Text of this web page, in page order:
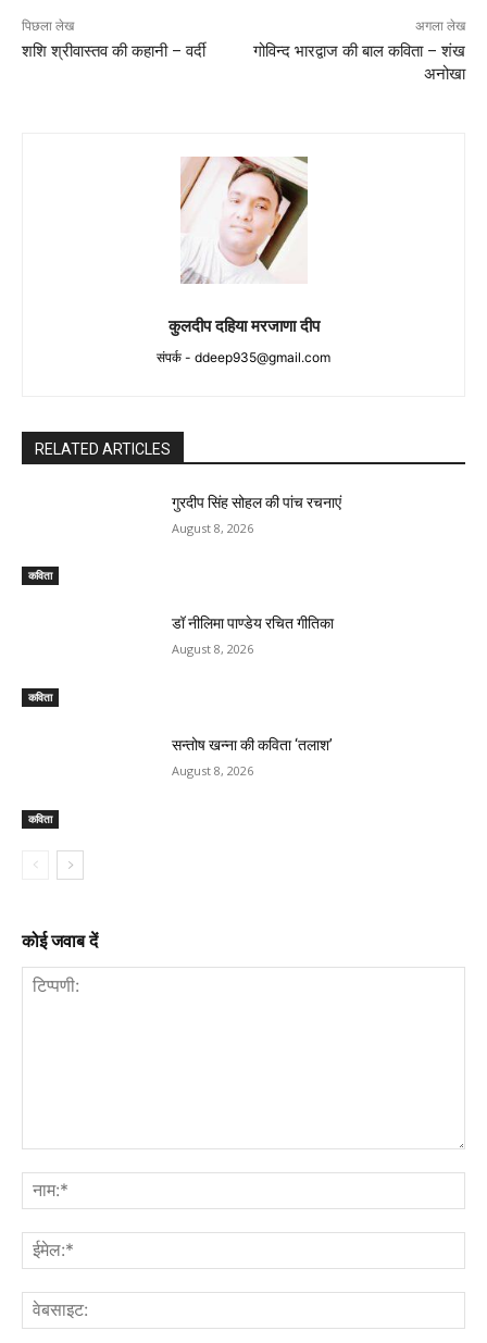
पिछला लेख
शशि श्रीवास्तव की कहानी – वर्दी
अगला लेख
गोविन्द भारद्वाज की बाल कविता – शंख
अनोखा
कुलदीप दहिया मरजाणा दीप
संपर्क - ddeep935@gmail.com
RELATED ARTICLES
कविता
गुरदीप सिंह सोहल की पांच रचनाएं
August 8, 2026
कविता
डॉ नीलिमा पाण्डेय रचित गीतिका
August 8, 2026
कविता
सन्तोष खन्ना की कविता ‘तलाश’
August 8, 2026
कोई जवाब दें